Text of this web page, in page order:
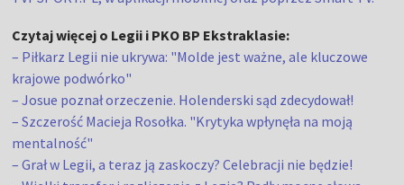
Czytaj więcej o Legii i PKO BP Ekstraklasie:
– Piłkarz Legii nie ukrywa: "Molde jest ważne, ale kluczowe
krajowe podwórko"
– Josue poznał orzeczenie. Holenderski sąd zdecydował!
– Szczerość Macieja Rosołka. "Krytyka wpłynęła na moją
mentalność"
– Grał w Legii, a teraz ją zaskoczy? Celebracji nie będzie!